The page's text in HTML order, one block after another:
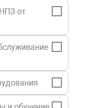
Шкафы
Щиты
от